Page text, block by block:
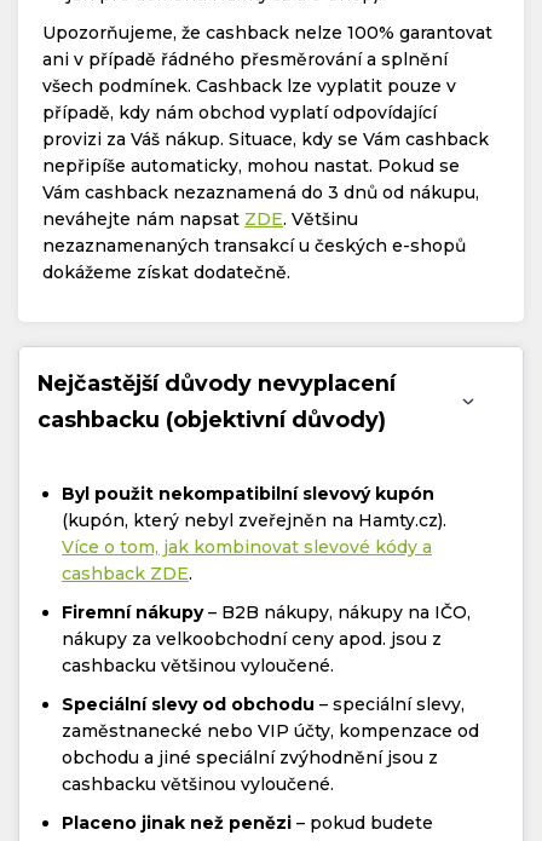
Upozorňujeme, že cashback nelze 100% garantovat
ani v případě řádného přesměrování a splnění
všech podmínek. Cashback lze vyplatit pouze v
případě, kdy nám obchod vyplatí odpovídající
provizi za Váš nákup. Situace, kdy se Vám cashback
nepřipíše automaticky, mohou nastat. Pokud se
Vám cashback nezaznamená do 3 dnů od nákupu,
neváhejte nám napsat ZDE. Většinu
nezaznamenaných transakcí u českých e-shopů
dokážeme získat dodatečně.
Nejčastější důvody nevyplacení
cashbacku (objektivní důvody)
Byl použit nekompatibilní slevový kupón
(kupón, který nebyl zveřejněn na Hamty.cz).
Více o tom, jak kombinovat slevové kódy a
cashback ZDE.
Firemní nákupy– B2B nákupy, nákupy na IČO,
nákupy za velkoobchodní ceny apod. jsou z
cashbacku většinou vyloučené.
Speciální slevy od obchodu – speciální slevy,
zaměstnanecké nebo VIP účty, kompenzace od
obchodu a jiné speciální zvýhodnění jsou z
cashbacku většinou vyloučené.
Placeno jinak než penězi – pokud budete